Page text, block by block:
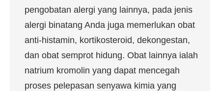
pengobatan alergi yang lainnya, pada jenis
alergi binatang Anda juga memerlukan obat
anti-histamin, kortikosteroid, dekongestan,
dan obat semprot hidung. Obat lainnya ialah
natrium kromolin yang dapat mencegah
proses pelepasan senyawa kimia yang